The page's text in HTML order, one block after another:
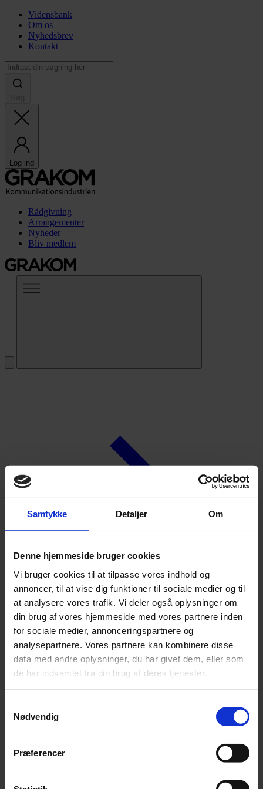
Samtykke Detaljer Om
Denne hjemmeside bruger cookies
Vi bruger cookies til at tilpasse vores indhold og
annoncer, til at vise dig funktioner til sociale medier og til
at analysere vores trafik. Vi deler også oplysninger om
din brug af vores hjemmeside med vores partnere inden
for sociale medier, annonceringspartnere og
analysepartnere. Vores partnere kan kombinere disse
data med andre oplysninger, du har givet dem, eller som
de har indsamlet fra din brug af deres tjenester.
Nødvendig
Præferencer
Vidensbank
Om os
Nyhedsbrev
Kontakt
Log ind
Rådgivning
Arrangementer
Nyheder
Bliv medlem
Leverandører
Forside
Medlemsfordele
Leverandører
Ricoh
+45 24 48 11 63